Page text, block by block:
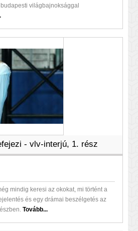
világbajnoksággal
- vlv-interjú, 1. rész
mindig keresi az okokat, mi történt a
és egy drámai beszélgetés az
Tovább...